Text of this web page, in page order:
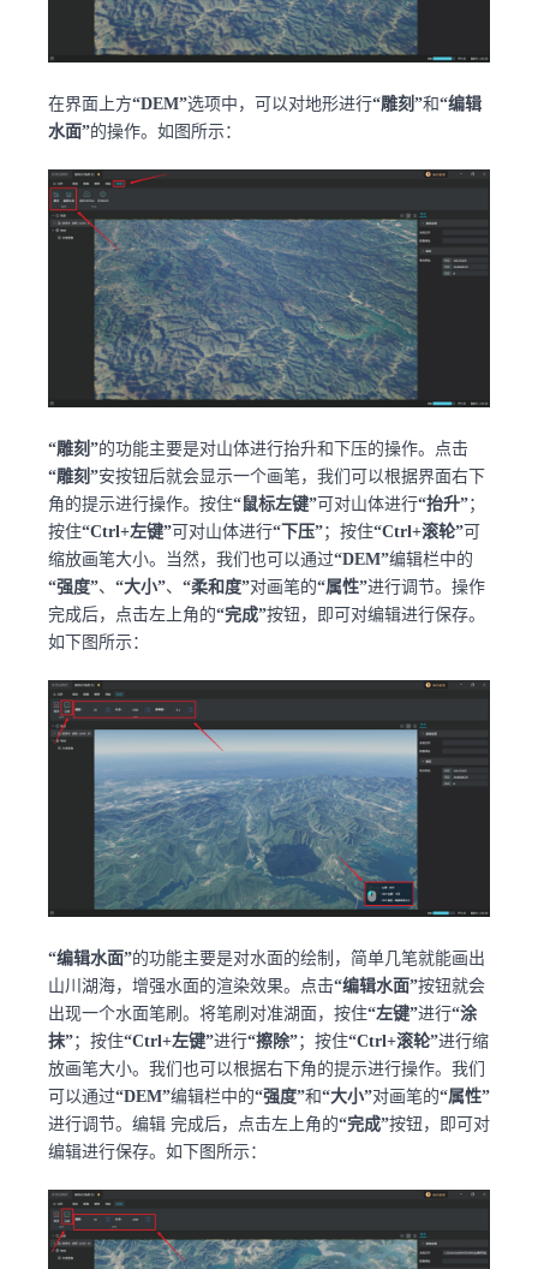
在界面上方“DEM”选项中，可以对地形进行“雕刻”和“编辑
水面”的操作。如图所示：
“雕刻”的功能主要是对山体进行抬升和下压的操作。点击
“雕刻”安按钮后就会显示一个画笔，我们可以根据界面右下
角的提示进行操作。按住“鼠标左键”可对山体进行“抬升”；
按住“Ctrl+左键”可对山体进行“下压”；按住“Ctrl+滚轮”可
缩放画笔大小。当然，我们也可以通过“DEM”编辑栏中的
“强度”、 “大小”、 “柔和度”对画笔的“属性”进行调节。操作
完成后，点击左上角的“完成”按钮，即可对编辑进行保存。
如下图所示：
“编辑水面”的功能主要是对水面的绘制，简单几笔就能画出
山川湖海，增强水面的渲染效果。点击“编辑水面”按钮就会
出现一个水面笔刷。将笔刷对准湖面，按住“左键”进行“涂
抹”；按住“Ctrl+左键”进行“擦除”；按住“Ctrl+滚轮”进行缩
放画笔大小。我们也可以根据右下角的提示进行操作。我们
可以通过“DEM”编辑栏中的“强度”和“大小”对画笔的“属性”
进行调节。编辑 完成后，点击左上角的“完成”按钮，即可对
编辑进行保存。如下图所示：